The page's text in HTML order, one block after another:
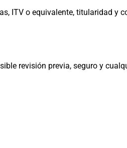
ITV o equivalente, titularidad y
revisión previa, seguro y